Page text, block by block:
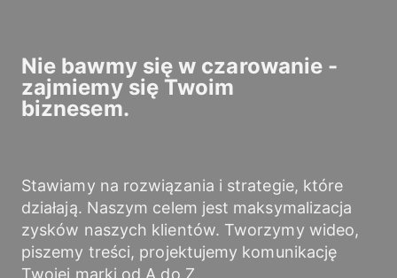
Nie bawmy się w czarowanie -
zajmiemy się Twoim
biznesem.
Stawiamy na rozwiązania i strategie, które
działają. Naszym celem jest maksymalizacja
zysków naszych klientów. Tworzymy wideo,
piszemy treści, projektujemy komunikację
Twojej marki od A do Z.